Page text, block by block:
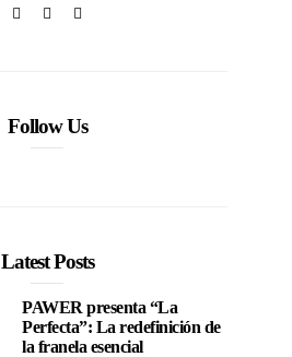
Follow Us
Latest Posts
PAWER presenta “La
Perfecta”: La redefinición de
la franela esencial